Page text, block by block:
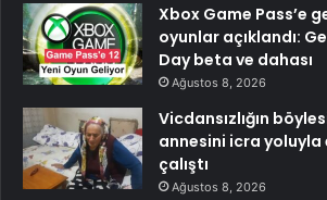
Xbox Game Pass’e
oyunlar açıklandı:
Day beta ve dahası
Ağustos 8, 2026
Vicdansızlığın
annesini icra yoluyla
çalıştı
Ağustos 8, 2026